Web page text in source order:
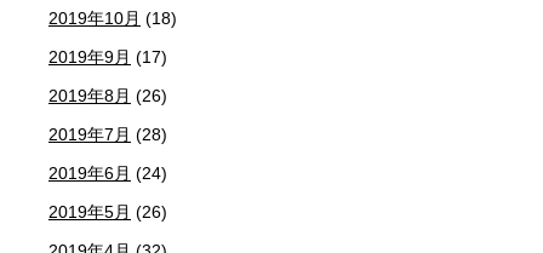
2019年10月 (18)
2019年9月 (17)
2019年8月 (26)
2019年7月 (28)
2019年6月 (24)
2019年5月 (26)